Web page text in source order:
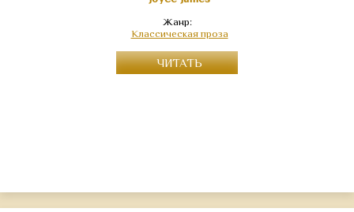
Жанр:
Классическая проза
ЧИТАТЬ